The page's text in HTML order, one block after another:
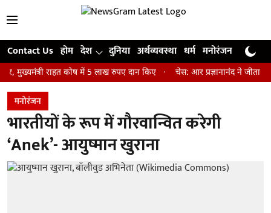
Contact Us होम देश दुनिया अर्थव्यवस्था धर्म मनोरंजन खेल
राहत कोष में 5 लाख रुपए दान किए चेस: आर प्रज्ञानानंद ने जीता सेंट लुइस
मनोरंजन
भारतीयों के रूप में गौरवान्वित करेगी
‘Anek’- आयुष्मान खुराना